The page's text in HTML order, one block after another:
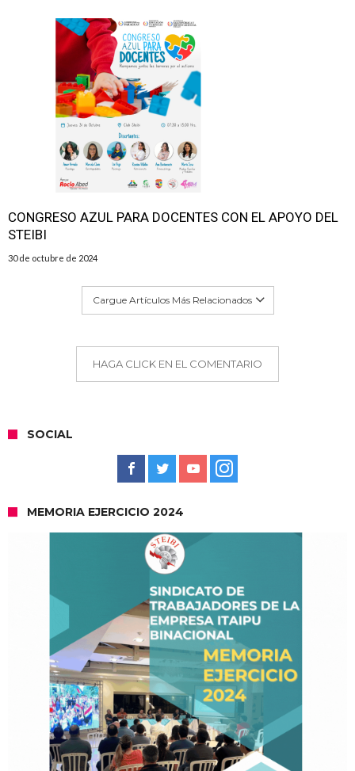
CONGRESO AZUL PARA DOCENTES CON EL APOYO DEL
STEIBI
30 de octubre de 2024
Cargue Artículos Más Relacionados
HAGA CLICK EN EL COMENTARIO
SOCIAL
MEMORIA EJERCICIO 2024